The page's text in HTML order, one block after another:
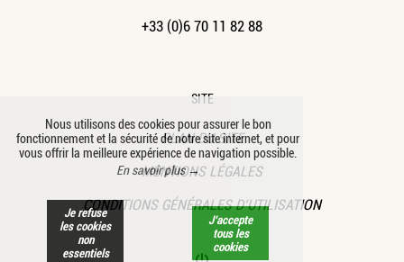
Nous utilisons des cookies pour assurer le bon
fonctionnement et la sécurité de notre site internet, et pour
vous offrir la meilleure expérience de navigation possible.
En savoir plus →
Je refuse
les cookies
non
essentiels
J’accepte
tous les
cookies
+33 (0)6 70 11 82 88
SITE
PLAN DU SITE
MENTIONS LÉGALES
CONDITIONS GÉNÉRALES D’UTILISATION